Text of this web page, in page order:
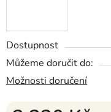
Dostupnost
Můžeme doručit do:
Možnosti doručení